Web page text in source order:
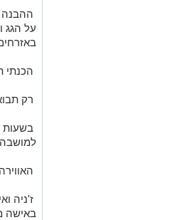
ההבנה
על הגג
הכנתי
רק
בשעות
ז'ניה
באישה